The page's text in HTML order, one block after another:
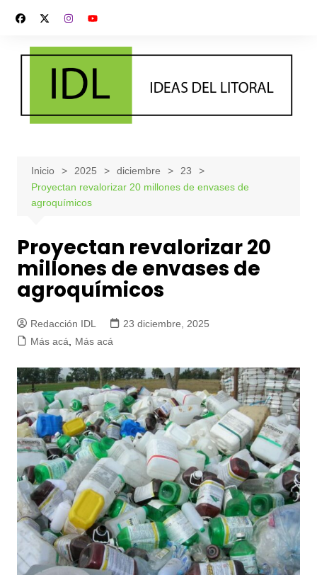
contenido
Inicio 2025 diciembre
23
Proyectan revalorizar 20 millones de envases de
agroquímicos
Proyectan revalorizar 20
millones de envases de
agroquímicos
Redacción IDL
23 diciembre, 2025
Más acá, Más acá